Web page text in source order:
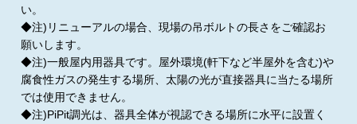
い。
◆注)リニューアルの場合、現場の吊ボルトの長さをご確認お
願いします。
◆注)一般屋内用器具です。屋外環境(軒下など半屋外を含む)や
腐食性ガスの発生する場所、太陽の光が直接器具に当たる場所
では使用できません。
◆注)PiPit調光は、器具全体が視認できる場所に水平に設置く